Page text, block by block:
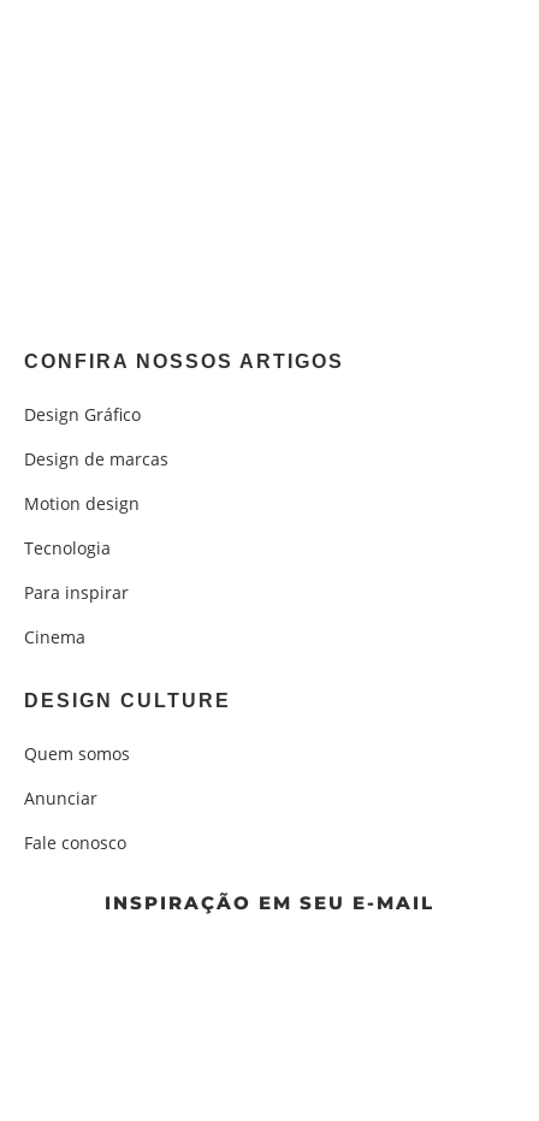
CONFIRA NOSSOS ARTIGOS
Design Gráfico
Design de marcas
Motion design
Tecnologia
Para inspirar
Cinema
DESIGN CULTURE
Quem somos
Anunciar
Fale conosco
INSPIRAÇÃO EM SEU E-MAIL